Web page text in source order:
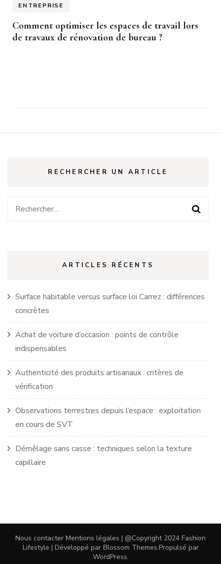
ENTREPRISE
Comment optimiser les espaces de travail lors
de travaux de rénovation de bureau ?
RECHERCHER UN ARTICLE
Rechercher :
ARTICLES RÉCENTS
Surface habitable versus surface loi Carrez : différences
concrètes
Achat de voiture d’occasion : points de contrôle
indispensables
Authenticité des produits artisanaux : critères de
vérification
Observations terrestres depuis l’espace : exploitation
en cours de SVT
Démêlage sans casse : techniques selon la texture
capillaire
Nous contacter Mentions légales | @Copyright 2024 Fashion
Lifestyle | Développé par Blossom Themes.Propulsé par
WordPress.